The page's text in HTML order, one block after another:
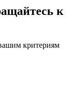
к
критериям